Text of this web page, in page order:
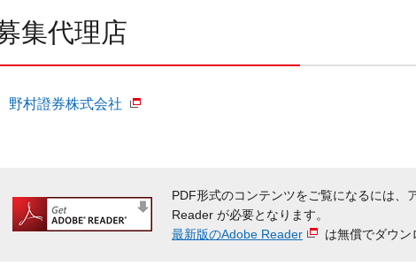
集代理店
野村證券株式会社
PDF形式のコンテンツをご覧になるには、
Reader が必要となります。
最新版のAdobe Reader
は無償でダウン